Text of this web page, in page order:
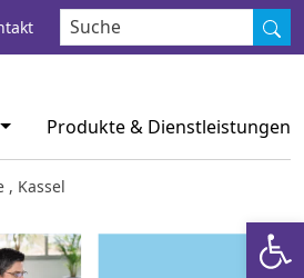
Produkte & Dienstleistungen
Kassel